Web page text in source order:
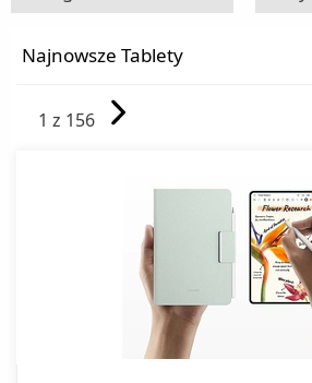
Czytniki e-Booków
Tablety graficzne
Najnowsze Tablety
1 z 156